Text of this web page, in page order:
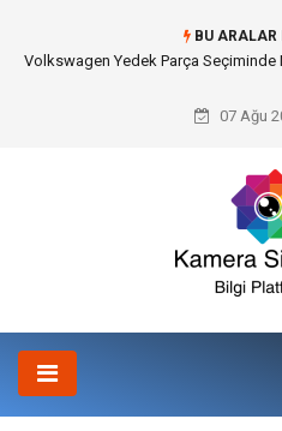
BU ARALAR
Düğün Fotoğrafçısı Seçimiyle
07 Ağu